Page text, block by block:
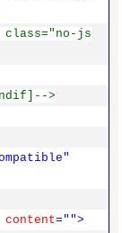
js
>
content="">